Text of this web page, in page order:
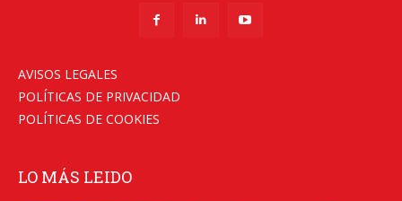
AVISOS LEGALES
POLÍTICAS DE PRIVACIDAD
POLÍTICAS DE COOKIES
LO MÁS LEIDO